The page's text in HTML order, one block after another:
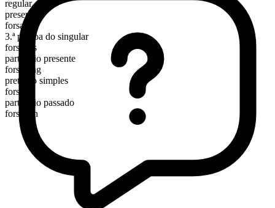
regular
presente
forsake
3.ª pessoa do singular
forsakes
particípio presente
forsaking
pretérito simples
forsook
particípio passado
forsaken